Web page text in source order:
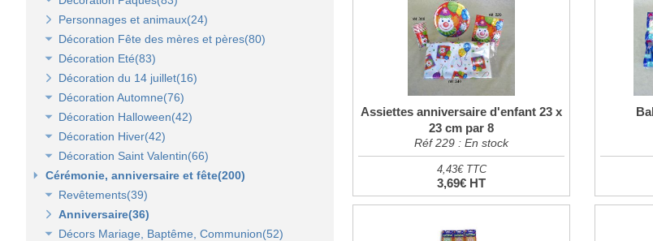
Arbres et plantes printemps-été(20)
Bouquets fleurs et fruits(43)
Mini-maisons et jardins(19)
Pelouses mousses et végétaux(18)
Décoration vitrine de Pâques(14)
Décors de Pâques : les animaux(13)
Décors Pâques : Les Oeufs de Pâques(12)
Décor naturel et floral de Pâques(41)
Décoration de table de Pâques(15)
Personnages et animaux(24)
Décoration Fête des mères et pères(80)
Décor vitrine de fête des mères et pères(21)
Décors Fête des mères et pères(63)
Décoration Eté(83)
Décoration vitrine d'été(23)
Décors mer et plage(26)
Lanterne, lampion, déco de table et terrasse(37)
Eclairage électrique d'été(9)
Décoration du 14 juillet(16)
Décoration Automne(76)
Décoration vitrine d'automne(17)
Décors automne(62)
Décoration Halloween(42)
Décor vitrine d'halloween(8)
Décor halloween(36)
Décoration Hiver(42)
Décoration vitrine d'hiver(7)
Décors d'hiver(35)
Décoration Saint Valentin(66)
Décoration vitrine de Saint Valentin(15)
Décors Saint Valentin(56)
Cérémonie, anniversaire et fête(200)
Revêtements(39)
Non tissé(19)
Pelouses et revêtements nature(6)
Anniversaire(36)
Décors Mariage, Baptême, Communion(52)
Assiettes anniversaire d'enfant 23 x
23 cm par 8
Réf 229 : En stock
4,43€ TTC
3,69€ HT